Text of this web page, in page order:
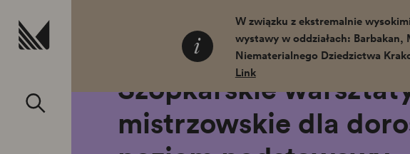
W związku z ekstremalnie
wystawy w oddziałach:
Niematerialnego Dziedzictwa
Link
Wydarzenia Kalendarium Szopkarskie
dorosłych -
Szopkarskie
mistrzowskie dla